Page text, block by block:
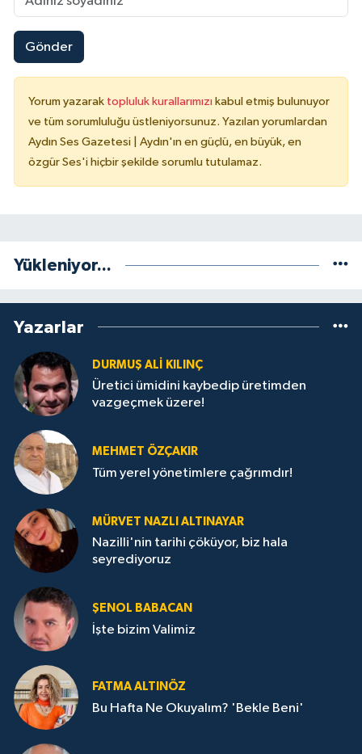
Gönder
Yorum yazarak topluluk kurallarımızı kabul etmiş bulunuyor
ve tüm sorumluluğu üstleniyorsunuz. Yazılan yorumlardan
Aydın Ses Gazetesi | Aydın'ın en güçlü, en büyük, en
özgür Ses'i hiçbir şekilde sorumlu tutulamaz.
Yükleniyor...
Yazarlar
DURMUŞ ALI KILINÇ
Üretici ümidini kaybedip üretimden
vazgeçmek üzere!
MEHMET ÖZÇAKIR
Tüm yerel yönetimlere çağrımdır!
MÜRVET NAZLI ALTINAYAR
Nazilli'nin tarihi çöküyor, biz hala
seyrediyoruz
ŞENOL BABACAN
İşte bizim Valimiz
FATMA ALTINÖZ
Bu Hafta Ne Okuyalım? 'Bekle Beni'